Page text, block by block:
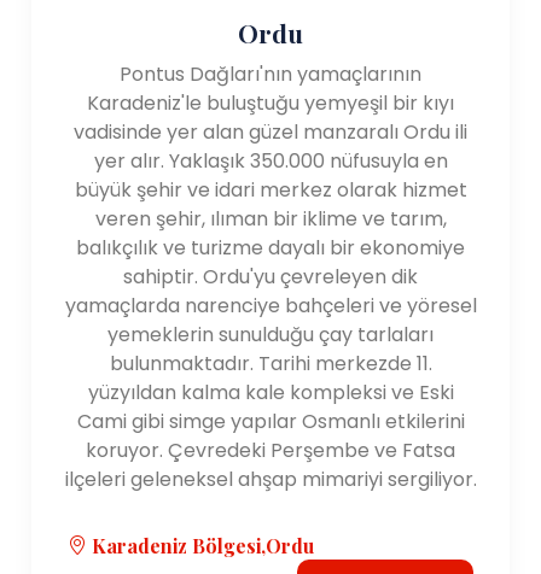
Ordu
Pontus Dağları'nın yamaçlarının
Karadeniz'le buluştuğu yemyeşil bir kıyı
vadisinde yer alan güzel manzaralı Ordu ili
yer alır. Yaklaşık 350.000 nüfusuyla en
büyük şehir ve idari merkez olarak hizmet
veren şehir, ılıman bir iklime ve tarım,
balıkçılık ve turizme dayalı bir ekonomiye
sahiptir. Ordu'yu çevreleyen dik
yamaçlarda narenciye bahçeleri ve yöresel
yemeklerin sunulduğu çay tarlaları
bulunmaktadır. Tarihi merkezde 11.
yüzyıldan kalma kale kompleksi ve Eski
Cami gibi simge yapılar Osmanlı etkilerini
koruyor. Çevredeki Perşembe ve Fatsa
ilçeleri geleneksel ahşap mimariyi sergiliyor.
Karadeniz Bölgesi,Ordu